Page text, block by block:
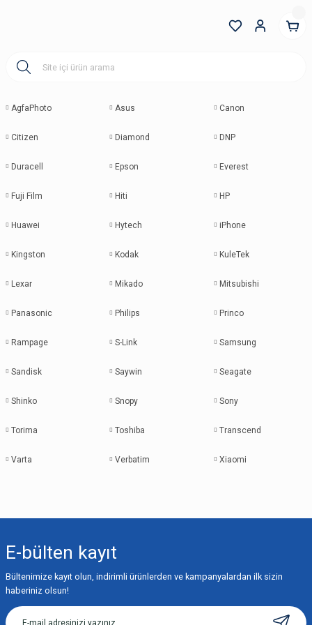
AgfaPhoto Asus Canon
Citizen Diamond DNP
Duracell Epson Everest
Fuji Film Hiti HP
Huawei Hytech iPhone
Kingston Kodak KuleTek
Lexar Mikado Mitsubishi
Panasonic Philips Princo
Rampage S-Link Samsung
Sandisk Saywin Seagate
Shinko Snopy Sony
Torima Toshiba Transcend
Varta Verbatim Xiaomi
E-bülten kayıt
Bültenimize kayıt olun, indirimli ürünlerden ve kampanyalardan ilk sizin
haberiniz olsun!